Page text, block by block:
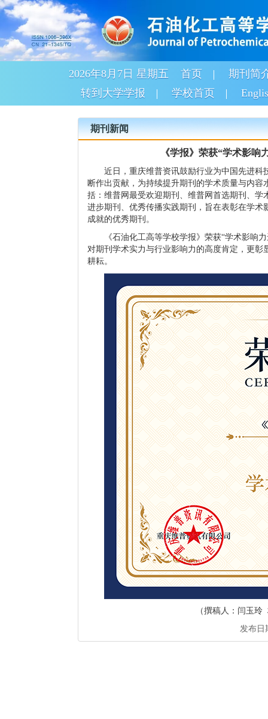
2026年8月7日 星期五 首页
期刊简
转到大学学报
学校首页
期刊新闻
《学报》荣获“学术影响
近日，重庆维普资讯鼓励行业为中国先进科
断作出贡献，为持续提升期刊的学术质量与内容
括：维普网最受欢迎期刊、维普网首选期刊、学
进步期刊、优秀传播实践期刊，旨在表彰在学术
成就的优秀期刊。
《石油化工高等学校学报》荣获“学术影响
对期刊学术实力与行业影响力的高度肯定，更彰
耕耘。
（撰稿人：闫玉
发布日